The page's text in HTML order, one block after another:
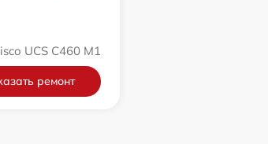
UCS C460 M1
ремонт